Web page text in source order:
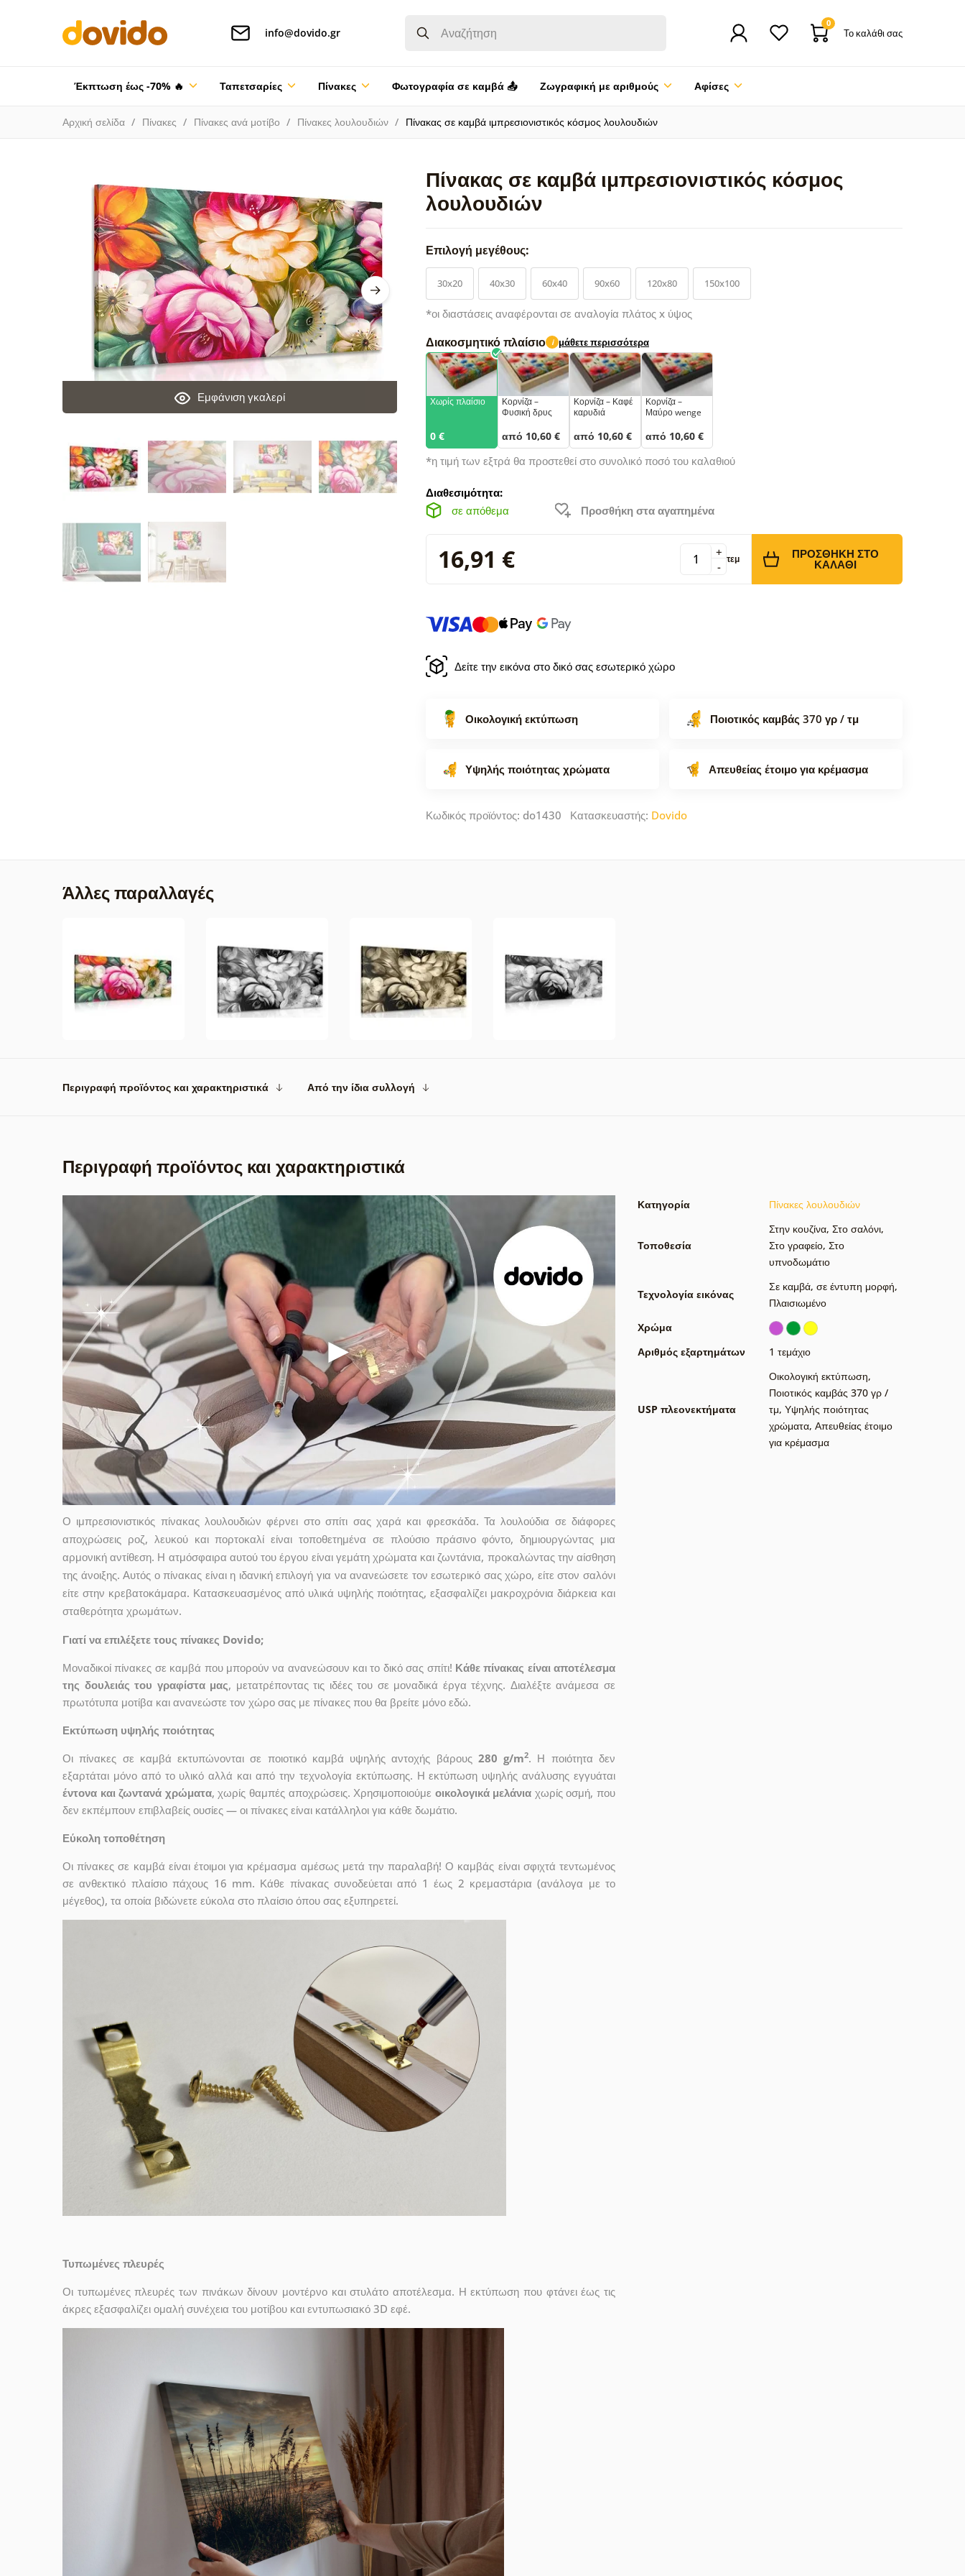
info@dovido.gr
0
Το καλάθι σας
Έκπτωση έως -70% 🔥 Ταπετσαρίες Πίνακες Φωτογραφία σε καμβά 📤 Ζωγραφική με αριθμούς Αφίσες
Αρχική σελίδα Πίνακες Πίνακες ανά μοτίβο Πίνακες λουλουδιών Πίνακας σε καμβά ιμπρεσιονιστικός κόσμος λουλουδιών
Πίνακας σε καμβά ιμπρεσιονιστικός κόσμος
λουλουδιών
Εμφάνιση γκαλερί
Επιλογή μεγέθους:
30x20 40x30 60x40 90x60 120x80 150x100
*οι διαστάσεις αναφέρονται σε αναλογία πλάτος x ύψος
Διακοσμητικό πλαίσιο i μάθετε περισσότερα
Χωρίς πλαίσιο
0 €
Κορνίζα –
Φυσική δρυς
από 10,60 €
Κορνίζα – Καφέ
καρυδιά
από 10,60 €
Κορνίζα –
Μαύρο wenge
από 10,60 €
*η τιμή των εξτρά θα προστεθεί στο συνολικό ποσό του καλαθιού
Διαθεσιμότητα:
σε απόθεμα
Προσθήκη στα αγαπημένα
16,91 € -
+ τεμ ΠΡΟΣΘΉΚΗ ΣΤΟ
ΚΑΛΆΘΙ
Δείτε την εικόνα στο δικό σας εσωτερικό χώρο
Οικολογική εκτύπωση Ποιοτικός καμβάς 370 γρ / τμ
Υψηλής ποιότητας χρώματα Απευθείας έτοιμο για κρέμασμα
Κωδικός προϊόντος: do1430 Κατασκευαστής: Dovido
Άλλες παραλλαγές
Περιγραφή προϊόντος και χαρακτηριστικά Από την ίδια συλλογή
Περιγραφή προϊόντος και χαρακτηριστικά
Ο ιμπρεσιονιστικός πίνακας λουλουδιών φέρνει στο σπίτι σας χαρά και φρεσκάδα. Τα λουλούδια σε διάφορες
αποχρώσεις ροζ, λευκού και πορτοκαλί είναι τοποθετημένα σε πλούσιο πράσινο φόντο, δημιουργώντας μια
αρμονική αντίθεση. Η ατμόσφαιρα αυτού του έργου είναι γεμάτη χρώματα και ζωντάνια, προκαλώντας την αίσθηση
της άνοιξης. Αυτός ο πίνακας είναι η ιδανική επιλογή για να ανανεώσετε τον εσωτερικό σας χώρο, είτε στον σαλόνι
είτε στην κρεβατοκάμαρα. Κατασκευασμένος από υλικά υψηλής ποιότητας, εξασφαλίζει μακροχρόνια διάρκεια και
σταθερότητα χρωμάτων.
Γιατί να επιλέξετε τους πίνακες Dovido;
Μοναδικοί πίνακες σε καμβά που μπορούν να ανανεώσουν και το δικό σας σπίτι! Κάθε πίνακας είναι αποτέλεσμα
της δουλειάς του γραφίστα μας, μετατρέποντας τις ιδέες του σε μοναδικά έργα τέχνης. Διαλέξτε ανάμεσα σε
πρωτότυπα μοτίβα και ανανεώστε τον χώρο σας με πίνακες που θα βρείτε μόνο εδώ.
Εκτύπωση υψηλής ποιότητας
Οι πίνακες σε καμβά εκτυπώνονται σε ποιοτικό καμβά υψηλής αντοχής βάρους 280 g/m2. Η ποιότητα δεν
εξαρτάται μόνο από το υλικό αλλά και από την τεχνολογία εκτύπωσης. Η εκτύπωση υψηλής ανάλυσης εγγυάται
έντονα και ζωντανά χρώματα, χωρίς θαμπές αποχρώσεις. Χρησιμοποιούμε οικολογικά μελάνια χωρίς οσμή, που
δεν εκπέμπουν επιβλαβείς ουσίες — οι πίνακες είναι κατάλληλοι για κάθε δωμάτιο.
Εύκολη τοποθέτηση
Οι πίνακες σε καμβά είναι έτοιμοι για κρέμασμα αμέσως μετά την παραλαβή! Ο καμβάς είναι σφιχτά τεντωμένος
σε ανθεκτικό πλαίσιο πάχους 16 mm. Κάθε πίνακας συνοδεύεται από 1 έως 2 κρεμαστάρια (ανάλογα με το
μέγεθος), τα οποία βιδώνετε εύκολα στο πλαίσιο όπου σας εξυπηρετεί.
Τυπωμένες πλευρές
Οι τυπωμένες πλευρές των πινάκων δίνουν μοντέρνο και στυλάτο αποτέλεσμα. Η εκτύπωση που φτάνει έως τις
άκρες εξασφαλίζει ομαλή συνέχεια του μοτίβου και εντυπωσιακό 3D εφέ.
Κατηγορία Πίνακες λουλουδιών
Τοποθεσία
Στην κουζίνα, Στο σαλόνι,
Στο γραφείο, Στο
υπνοδωμάτιο
Τεχνολογία εικόνας
Σε καμβά, σε έντυπη μορφή,
Πλαισιωμένο
Χρώμα
Αριθμός εξαρτημάτων
1 τεμάχιο
USP πλεονεκτήματα
Οικολογική εκτύπωση,
Ποιοτικός καμβάς 370 γρ /
τμ, Υψηλής ποιότητας
χρώματα, Απευθείας έτοιμο
για κρέμασμα